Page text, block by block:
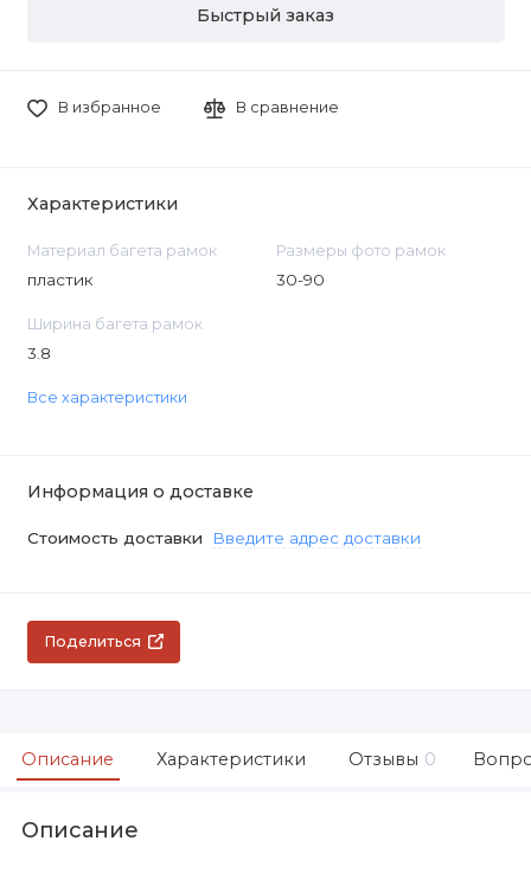
Быстрый заказ
В избранное В сравнение
Характеристики
Материал багета рамок
пластик
Размеры фото рамок
30-90
Ширина багета рамок
3.8
Все характеристики
Информация о доставке
Стоимость доставки Введите адрес доставки
Поделиться
Описание Характеристики Отзывы 0
Описание